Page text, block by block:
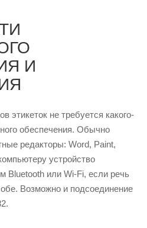
И
этикеток не требуется какого-
обеспечения. Обычно
редакторы: Word, Paint,
устройство
Bluetooth или Wi-Fi, если речь
Возможно и подсоединение